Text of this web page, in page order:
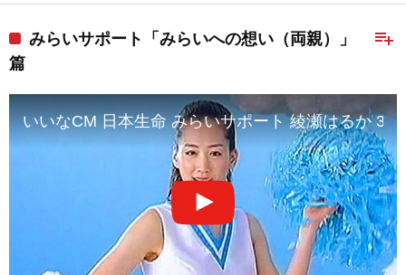
playlist_add
みらいサポート「みらいへの想い（両親）」
篇
いいなCM 日本生命 みらいサポート 綾瀬はるか 3本